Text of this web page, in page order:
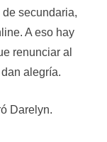
secundaria,
A eso hay
renunciar al
alegría.
Darelyn.